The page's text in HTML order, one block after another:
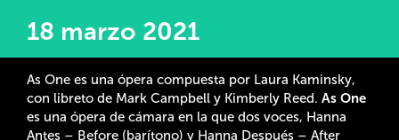
18 marzo 2021
As One es una ópera compuesta por Laura Kaminsky,
con libreto de Mark Campbell y Kimberly Reed. As One
es una ópera de cámara en la que dos voces, Hanna
Antes – Before (barítono) y Hanna Después – After